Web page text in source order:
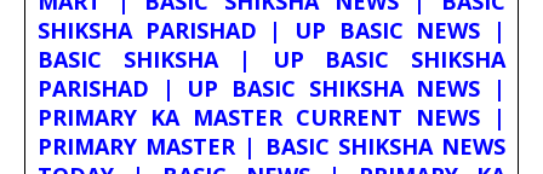
SHIKSHA PARISHAD | UP BASIC NEWS |
BASIC SHIKSHA | UP BASIC SHIKSHA
PARISHAD | UP BASIC SHIKSHA NEWS |
PRIMARY KA MASTER CURRENT NEWS |
PRIMARY MASTER | BASIC SHIKSHA NEWS